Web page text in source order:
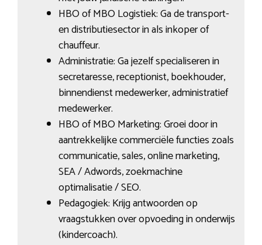
HBO of MBO Logistiek: Ga de transport-
en distributiesector in als inkoper of
chauffeur.
Administratie: Ga jezelf specialiseren in
secretaresse, receptionist, boekhouder,
binnendienst medewerker, administratief
medewerker.
HBO of MBO Marketing: Groei door in
aantrekkelijke commerciële functies zoals
communicatie, sales, online marketing,
SEA / Adwords, zoekmachine
optimalisatie / SEO.
Pedagogiek: Krijg antwoorden op
vraagstukken over opvoeding in onderwijs
(kindercoach).